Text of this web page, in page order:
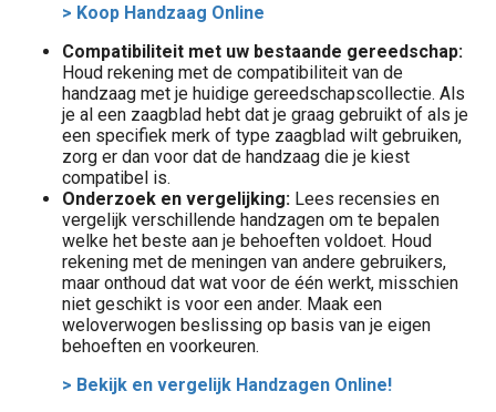
> Koop Handzaag Online
Compatibiliteit met uw bestaande gereedschap:
Houd rekening met de compatibiliteit van de
handzaag met je huidige gereedschapscollectie. Als
je al een zaagblad hebt dat je graag gebruikt of als je
een specifiek merk of type zaagblad wilt gebruiken,
zorg er dan voor dat de handzaag die je kiest
compatibel is.
Onderzoek en vergelijking: Lees recensies en
vergelijk verschillende handzagen om te bepalen
welke het beste aan je behoeften voldoet. Houd
rekening met de meningen van andere gebruikers,
maar onthoud dat wat voor de één werkt, misschien
niet geschikt is voor een ander. Maak een
weloverwogen beslissing op basis van je eigen
behoeften en voorkeuren.
> Bekijk en vergelijk Handzagen Online!